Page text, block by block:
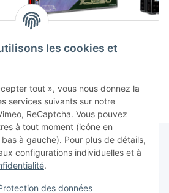
les cookies et
tout », vous nous donnez la
services suivants sur notre
ReCaptcha. Vous pouvez
à tout moment (icône en
à gauche). Pour plus de détails,
configurations individuelles et à
.
des données
Jaguar XJ 220 (EU)
état) - Mega CD
79,99 €*
de rétractation